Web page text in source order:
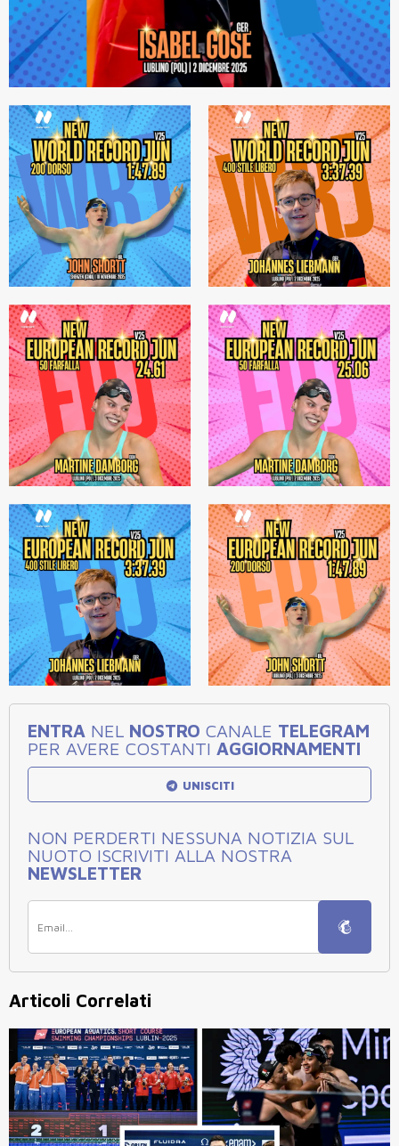
ENTRA NEL NOSTRO CANALE TELEGRAM
PER AVERE COSTANTI AGGIORNAMENTI
UNISCITI
NON PERDERTI NESSUNA NOTIZIA SUL
NUOTO ISCRIVITI ALLA NOSTRA
NEWSLETTER
Articoli Correlati